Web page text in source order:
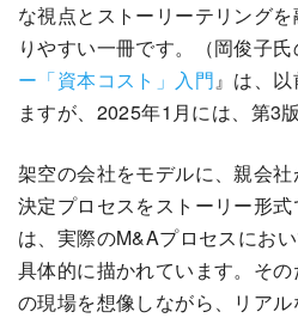
な視点とストーリーテリング
りやすい一冊です。（岡俊子
ー「資本コスト」入門』は、以
ますが、2025年1月には、第3
架空の会社をモデルに、親会
決定プロセスをストーリー形
は、実際のM&Aプロセスにお
具体的に描かれています。そ
の現場を想像しながら、リア